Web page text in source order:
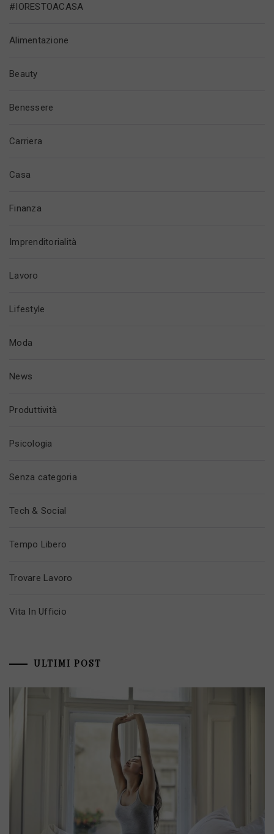
#IORESTOACASA
Alimentazione
Beauty
Benessere
Carriera
Casa
Finanza
Imprenditorialità
Lavoro
Lifestyle
Moda
News
Produttività
Psicologia
Senza categoria
Tech & Social
Tempo Libero
Trovare Lavoro
Vita In Ufficio
ULTIMI POST